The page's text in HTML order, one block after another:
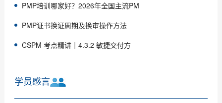
PMP培训哪家好？2026年全国主流PM
PMP证书换证周期及换审操作方法
CSPM 考点精讲｜4.3.2 敏捷交付方
学员感言